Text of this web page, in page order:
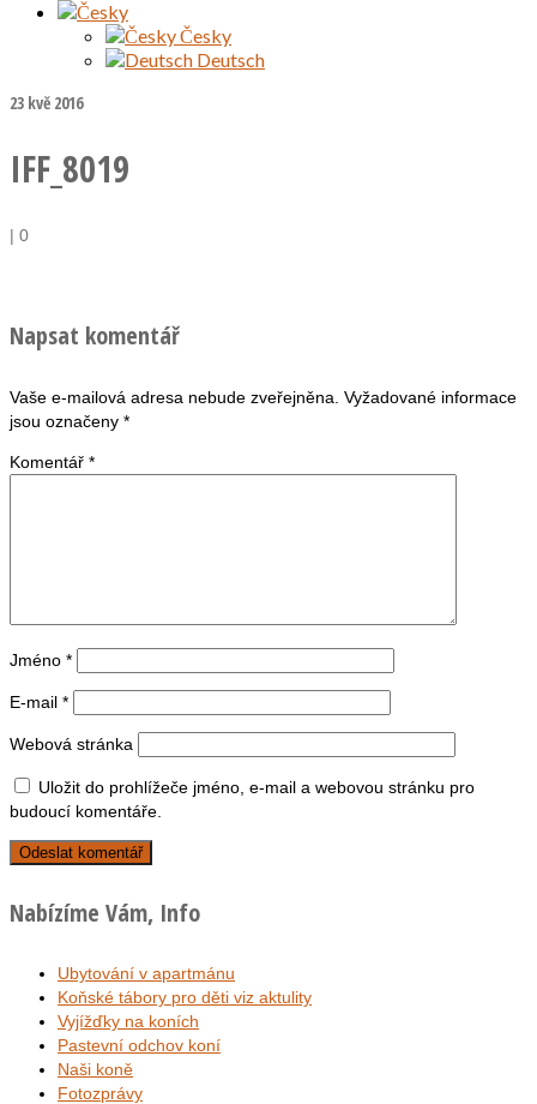
Česky
Deutsch
23 kvě 2016
IFF_8019
| 0
Napsat komentář
Vaše e-mailová adresa nebude zveřejněna. Vyžadované informace
jsou označeny *
Komentář *
Jméno *
E-mail *
Webová stránka
Uložit do prohlížeče jméno, e-mail a webovou stránku pro
budoucí komentáře.
Nabízíme Vám, Info
Ubytování v apartmánu
Koňské tábory pro děti viz aktulity
Vyjížďky na koních
Pastevní odchov koní
Naši koně
Fotozprávy